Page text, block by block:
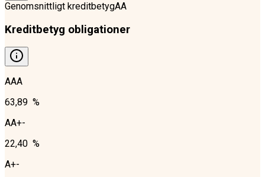
Genomsnittligt kreditbetygAA
Kreditbetyg obligationer
AAA
63,89 %
AA+-
22,40 %
A+-